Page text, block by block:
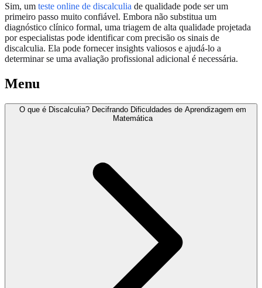
Sim, um teste online de discalculia de qualidade pode ser um
primeiro passo muito confiável. Embora não substitua um
diagnóstico clínico formal, uma triagem de alta qualidade projetada
por especialistas pode identificar com precisão os sinais de
discalculia. Ela pode fornecer insights valiosos e ajudá-lo a
determinar se uma avaliação profissional adicional é necessária.
Menu
O que é Discalculia? Decifrando Dificuldades de Aprendizagem em
Matemática